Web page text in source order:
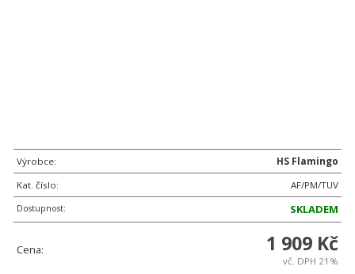
Výrobce:
HS Flamingo
Kat. číslo:
AF/PM/TUV
Dostupnost:
SKLADEM
Cena: 1 909 Kč
vč. DPH 21%